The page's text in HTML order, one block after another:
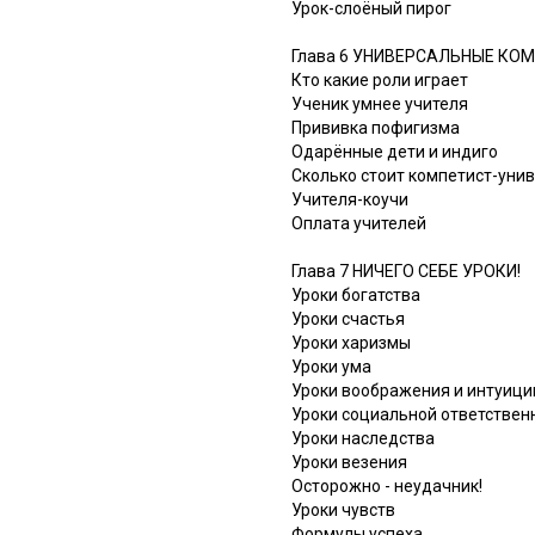
Урок-слоёный пирог
Глава 6 УНИВЕРСАЛЬНЫЕ
Кто какие роли играет
Ученик умнее учителя
Прививка пофигизма
Одарённые дети и индиго
Сколько стоит компетист-
Учителя-коучи
Оплата учителей
Глава 7 НИЧЕГО СЕБЕ УРОКИ!
Уроки богатства
Уроки счастья
Уроки харизмы
Уроки ума
Уроки воображения и
Уроки социальной
Уроки наследства
Уроки везения
Осторожно - неудачник!
Уроки чувств